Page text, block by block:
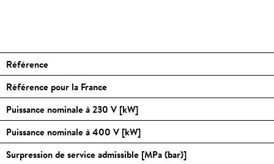
Référence
Référence pour la France
Puissance nominale à 230 V [kW]
Puissance nominale à 400 V [kW]
Surpression de service admissible [MPa (bar)]